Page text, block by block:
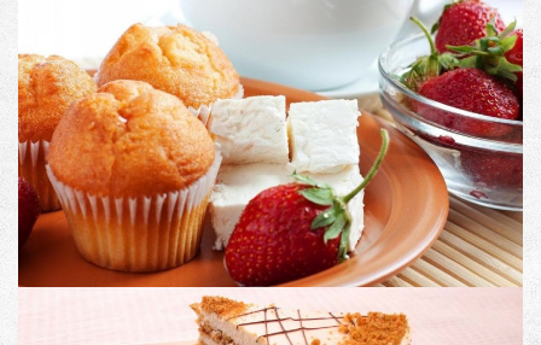
PRODUCT DESCRIPTION
Image with Lightbox